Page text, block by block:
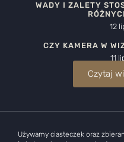
WADY I ZALETY
12
CZY KAMERA W
11
Czytaj
Używamy ciasteczek oraz